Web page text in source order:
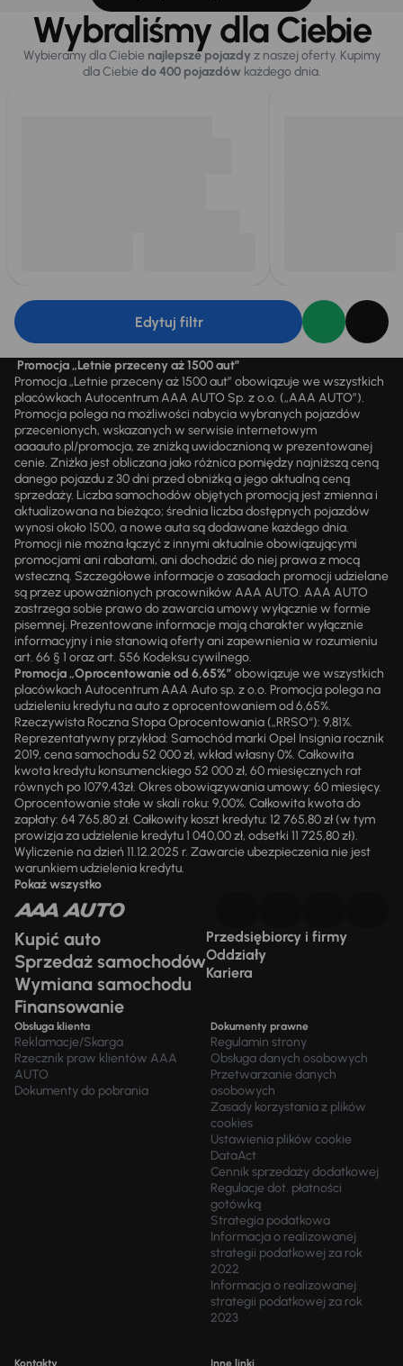
Wybraliśmy dla Ciebie
Wybieramy dla Ciebie najlepsze pojazdy z naszej oferty. Kupimy
dla Ciebiedo 400 pojazdówkażdego dnia.
Edytuj filtr
Promocja „Letnie przeceny aż 1500 aut”
Promocja „Letnie przeceny aż 1500 aut” obowiązuje we wszystkich
placówkach Autocentrum AAA AUTO Sp. z o.o. („AAA AUTO”).
Promocja polega na możliwości nabycia wybranych pojazdów
przecenionych, wskazanych w serwisie internetowym
aaaauto.pl/promocja, ze zniżką uwidocznioną w prezentowanej
cenie. Zniżka jest obliczana jako różnica pomiędzy najniższą ceną
danego pojazdu z 30 dni przed obniżką a jego aktualną ceną
sprzedaży. Liczba samochodów objętych promocją jest zmienna i
aktualizowana na bieżąco; średnia liczba dostępnych pojazdów
wynosi około 1500, a nowe auta są dodawane każdego dnia.
Promocji nie można łączyć z innymi aktualnie obowiązującymi
promocjami ani rabatami, ani dochodzić do niej prawa z mocą
wsteczną. Szczegółowe informacje o zasadach promocji udzielane
są przez upoważnionych pracowników AAA AUTO. AAA AUTO
zastrzega sobie prawo do zawarcia umowy wyłącznie w formie
pisemnej. Prezentowane informacje mają charakter wyłącznie
informacyjny i nie stanowią oferty ani zapewnienia w rozumieniu
art. 66 § 1 oraz art. 556 Kodeksu cywilnego.
Promocja „Oprocentowanie od 6,65%” obowiązuje we wszystkich
placówkach Autocentrum AAA Auto sp. z o.o. Promocja polega na
udzieleniu kredytu na auto z oprocentowaniem od 6,65%.
Rzeczywista Roczna Stopa Oprocentowania („RRSO“): 9,81%.
Reprezentatywny przykład: Samochód marki Opel Insignia rocznik
2019, cena samochodu 52 000 zł, wkład własny 0%. Całkowita
kwota kredytu konsumenckiego 52 000 zł, 60 miesięcznych rat
równych po 1079,43zł. Okres obowiązywania umowy: 60 miesięcy.
Oprocentowanie stałe w skali roku: 9,00%. Całkowita kwota do
zapłaty: 64 765,80 zł. Całkowity koszt kredytu: 12 765,80 zł (w tym
prowizja za udzielenie kredytu 1 040,00 zł, odsetki 11 725,80 zł).
Wyliczenie na dzień 11.12.2025 r. Zawarcie ubezpieczenia nie jest
warunkiem udzielenia kredytu.
Pokaż wszystko
Kupić auto
Sprzedaż samochodów
Wymiana samochodu
Finansowanie
Przedsiębiorcy i firmy
Oddziały
Kariera
Obsługa klienta
Reklamacje/Skarga
Rzecznik praw klientów AAA
AUTO
Dokumenty do pobrania
Dokumenty prawne
Regulamin strony
Obsługa danych osobowych
Przetwarzanie danych
osobowych
Zasady korzystania z plików
cookies
Ustawienia plików cookie
DataAct
Cennik sprzedaży dodatkowej
Regulacje dot. płatności
gotówką
Strategia podatkowa
Informacja o realizowanej
strategii podatkowej za rok
2022
Informacja o realizowanej
strategii podatkowej za rok
2023
Kontakty Inne linki